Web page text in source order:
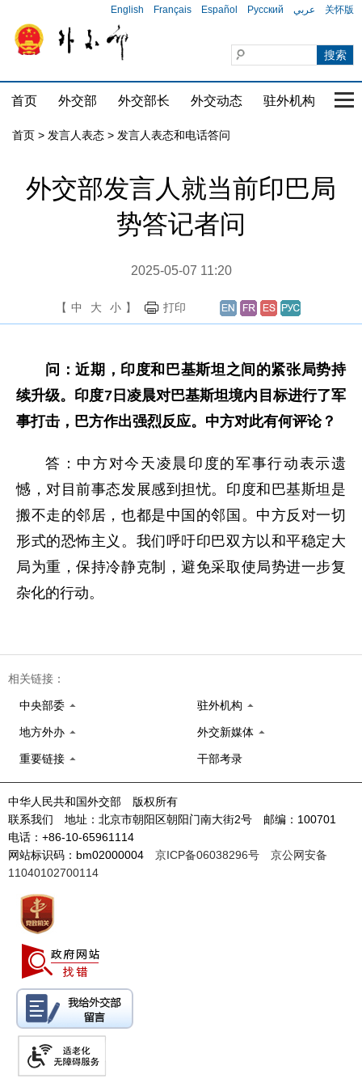
English Français Español Русский عربي 关怀版
首页 外交部 外交部长 外交动态 驻外机构 国
首页 > 发言人表态 > 发言人表态和电话答问
外交部发言人就当前印巴局
势答记者问
2025-05-07 11:20
【 中 大 小 】 打印
问：近期，印度和巴基斯坦之间的紧张局势持
续升级。印度7日凌晨对巴基斯坦境内目标进行了军
事打击，巴方作出强烈反应。中方对此有何评论？
答：中方对今天凌晨印度的军事行动表示遗
憾，对目前事态发展感到担忧。印度和巴基斯坦是
搬不走的邻居，也都是中国的邻国。中方反对一切
形式的恐怖主义。我们呼吁印巴双方以和平稳定大
局为重，保持冷静克制，避免采取使局势进一步复
杂化的行动。
相关链接：
中央部委 驻外机构
地方外办 外交新媒体
重要链接 干部考录
中华人民共和国外交部 版权所有
联系我们 地址：北京市朝阳区朝阳门南大街2号 邮编：100701
电话：+86-10-65961114
网站标识码：bm02000004 京ICP备06038296号
京公网安备
11040102700114